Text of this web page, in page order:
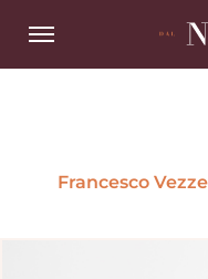
Francesco